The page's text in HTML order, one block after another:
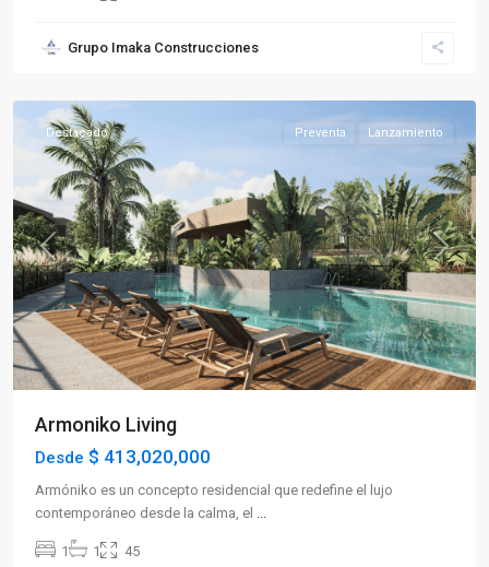
Grupo Imaka Construcciones
La
Previous Next
Destacado Preventa Lanzamiento
Armoniko Living
Desde $ 413,020,000
Armóniko es un concepto residencial que redefine el lujo
contemporáneo desde la calma, el ...
1 1 45